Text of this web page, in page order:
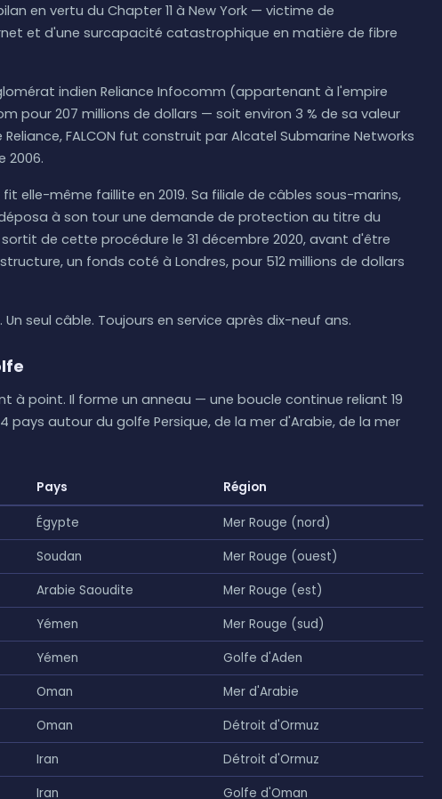
en vertu du Chapter 11 à New York — victime de
et d'une surcapacité catastrophique en matière de fibre
indien Reliance Infocomm (appartenant à l'empire
pour 207 millions de dollars — soit environ 3 % de sa valeur
FALCON fut construit par Alcatel Submarine Networks
2006.
elle-même faillite en 2019. Sa filiale de câbles sous-marins,
à son tour une demande de protection au titre du
sortit de cette procédure le 31 décembre 2020, avant d'être
un fonds coté à Londres, pour 512 millions de dollars
seul câble. Toujours en service après dix-neuf ans.
à point. Il forme un anneau — une boucle continue reliant 19
pays autour du golfe Persique, de la mer d'Arabie, de la mer
Pays Région
Égypte
Mer Rouge (nord)
Soudan
Mer Rouge (ouest)
Arabie Saoudite
Mer Rouge (est)
Yémen
Mer Rouge (sud)
Yémen
Golfe d'Aden
Oman
Mer d'Arabie
Oman
Détroit d'Ormuz
Iran
Détroit d'Ormuz
Iran Golfe d'Oman